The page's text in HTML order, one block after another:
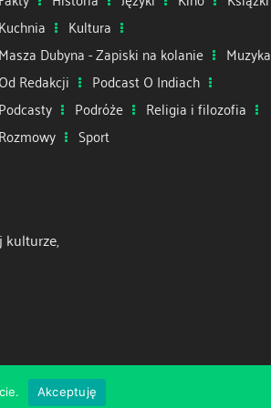
Kuchnia
Kultura
Masza Dubyna - Zapiski na kolanie
Muzyka
Od Redakcji
Podcast O Indiach
Podcasty
Podróże
Religia i filozofia
Rozmowy
Sport
Zespół Misja
Akceptuję